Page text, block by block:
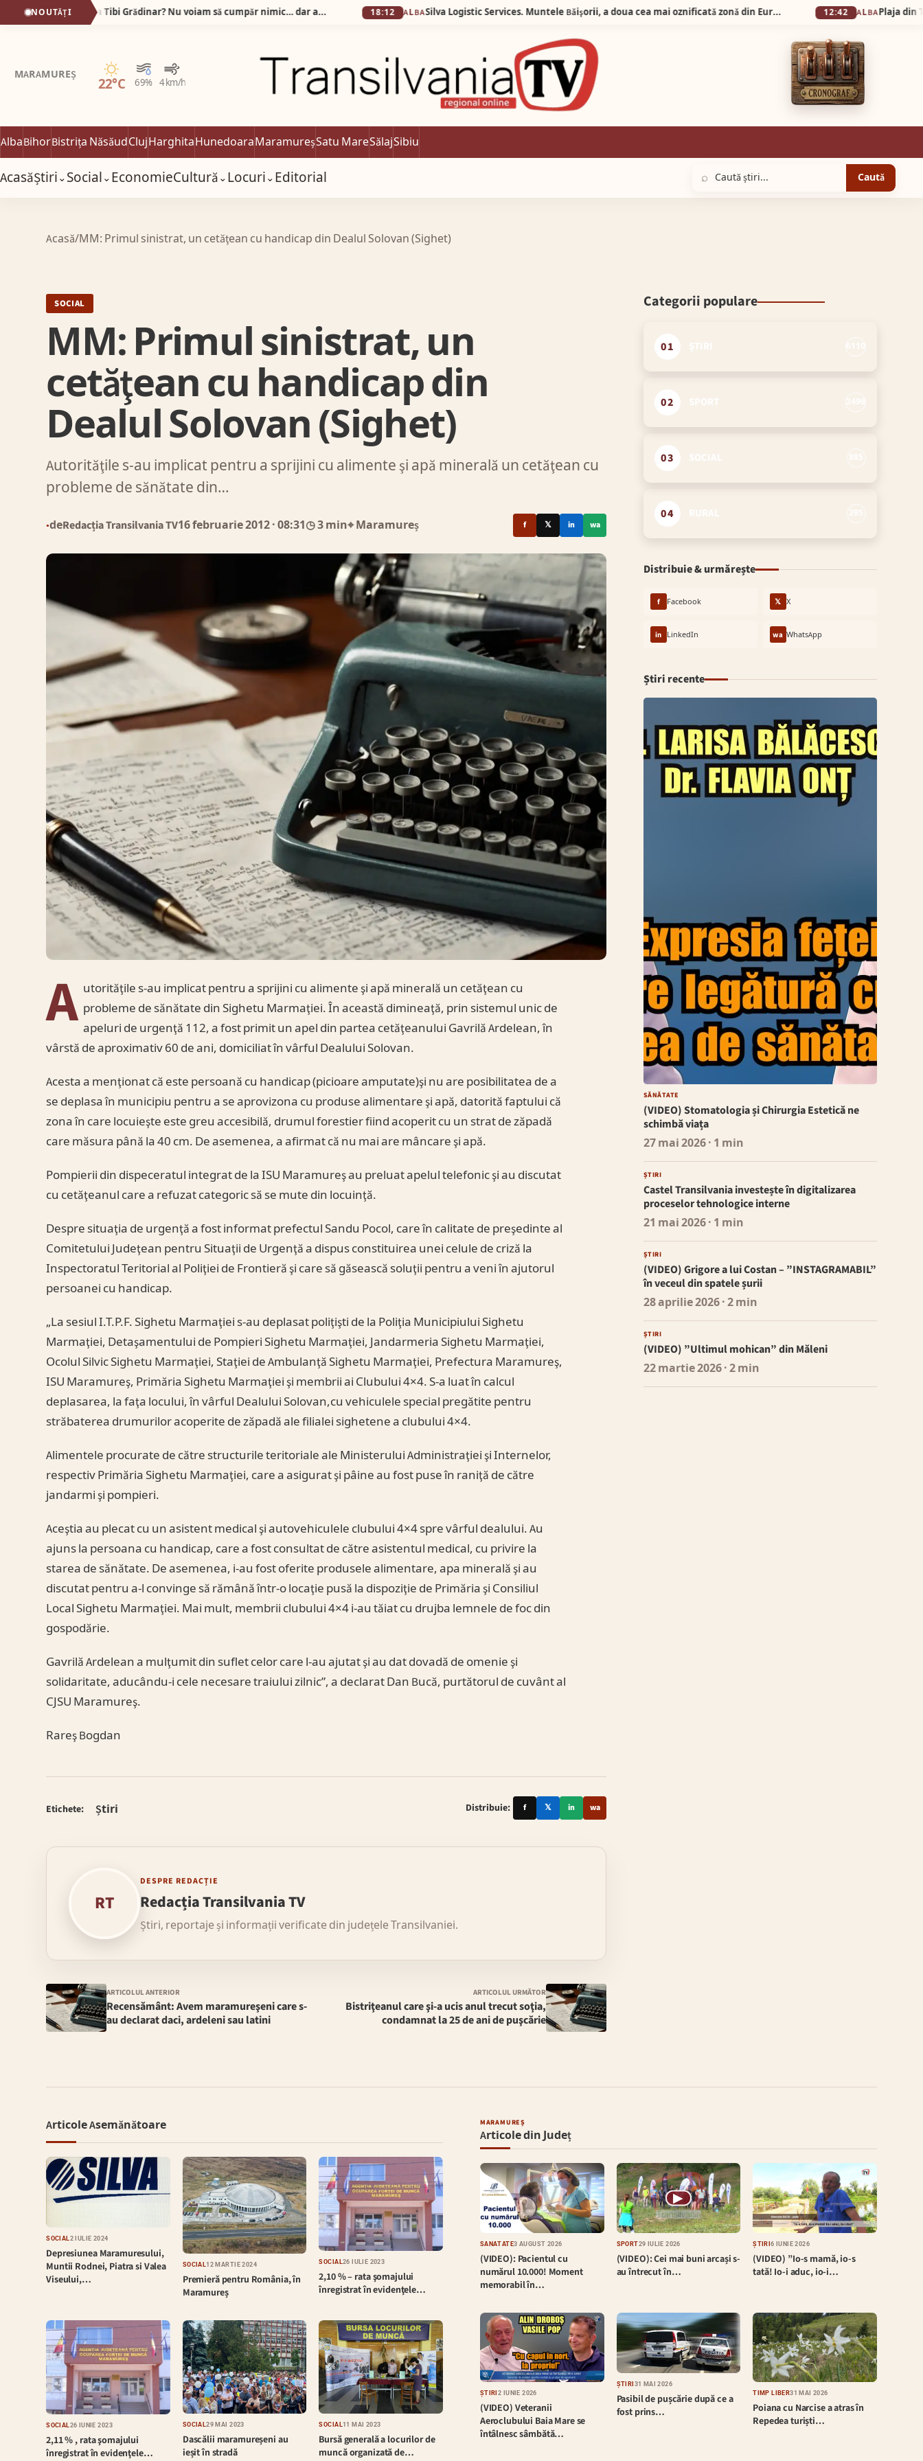
NOUTĂȚI De ce stau oamenii la rând la Tibi Grădinar? Nu voiam să cumpăr nimic… dar am plecat cu sacoșa plină! 18:12 ALBA Silva Logistic Services. Muntele Bǎişorii, a doua cea mai oznificatǎ zonǎ din Europa, un colț de rai unde sălbăticia Apusenilor întâlnește liniștea profundă a brazilor falnici. 12:42 ALBA
MARAMUREȘ
22°C 69% 4 km/h
Senin
AlbaBihorBistrița NăsăudClujHarghitaHunedoaraMaramureșSatu MareSălajSibiu
AcasăȘtiri⌄Social⌄EconomieCultură⌄Locuri⌄Editorial ⌕ Caută
Acasă/MM: Primul sinistrat, un cetăţean cu handicap din Dealul Solovan (Sighet)
SOCIAL
MM: Primul sinistrat, un
cetăţean cu handicap din
Dealul Solovan (Sighet)
Autorităţile s-au implicat pentru a sprijini cu alimente şi apă minerală un cetăţean cu
probleme de sănătate din…
●deRedacția Transilvania TV16 februarie 2012· 08:31◷ 3 min⌖ Maramureș f 𝕏 in wa
A utorităţile s-au implicat pentru a sprijini cu alimente şi apă minerală un cetăţean cu
probleme de sănătate din Sighetu Marmaţiei. În această dimineaţă, prin sistemul unic de
apeluri de urgenţă 112, a fost primit un apel din partea cetăţeanului Gavrilă Ardelean, în
vârstă de aproximativ 60 de ani, domiciliat în vârful Dealului Solovan.
Acesta a menţionat că este persoană cu handicap (picioare amputate)şi nu are posibilitatea de a
se deplasa în municipiu pentru a se aprovizona cu produse alimentare şi apă, datorită faptului că
zona în care locuieşte este greu accesibilă, drumul forestier fiind acoperit cu un strat de zăpadă
care măsura până la 40 cm. De asemenea, a afirmat că nu mai are mâncare şi apă.
Pompierii din dispeceratul integrat de la ISU Maramureş au preluat apelul telefonic şi au discutat
cu cetăţeanul care a refuzat categoric să se mute din locuinţă.
Despre situaţia de urgenţă a fost informat prefectul Sandu Pocol, care în calitate de preşedinte al
Comitetului Judeţean pentru Situaţii de Urgenţă a dispus constituirea unei celule de criză la
Inspectoratul Teritorial al Poliţiei de Frontieră şi care să găsească soluţii pentru a veni în ajutorul
persoanei cu handicap.
„La sesiul I.T.P.F. Sighetu Marmaţiei s-au deplasat poliţişti de la Poliţia Municipiului Sighetu
Marmaţiei, Detaşamentului de Pompieri Sighetu Marmaţiei, Jandarmeria Sighetu Marmaţiei,
Ocolul Silvic Sighetu Marmaţiei, Staţiei de Ambulanţă Sighetu Marmaţiei, Prefectura Maramureş,
ISU Maramureş, Primăria Sighetu Marmaţiei şi membrii ai Clubului 4×4. S-a luat în calcul
deplasarea, la faţa locului, în vârful Dealului Solovan,cu vehiculele special pregătite pentru
străbaterea drumurilor acoperite de zăpadă ale filialei sighetene a clubului 4×4.
Alimentele procurate de către structurile teritoriale ale Ministerului Administraţiei şi Internelor,
respectiv Primăria Sighetu Marmaţiei, care a asigurat şi pâine au fost puse în raniţă de către
jandarmi şi pompieri.
Aceştia au plecat cu un asistent medical şi autovehiculele clubului 4×4 spre vârful dealului. Au
ajuns la persoana cu handicap, care a fost consultat de către asistentul medical, cu privire la
starea de sănătate. De asemenea, i-au fost oferite produsele alimentare, apa minerală şi au
discutat pentru a-l convinge să rămână într-o locaţie pusă la dispoziţie de Primăria şi Consiliul
Local Sighetu Marmaţiei. Mai mult, membrii clubului 4×4 i-au tăiat cu drujba lemnele de foc din
gospodărie.
Gavrilă Ardelean a mulţumit din suflet celor care l-au ajutat şi au dat dovadă de omenie şi
solidaritate, aducându-i cele necesare traiului zilnic”, a declarat Dan Bucă, purtătorul de cuvânt al
CJSU Maramureş.
Rareş Bogdan
Etichete: Știri Distribuie: f 𝕏 in wa
RT
DESPRE REDACȚIE
Redacția Transilvania TV
Știri, reportaje și informații verificate din județele Transilvaniei.
ARTICOLUL ANTERIOR
Recensământ: Avem maramureşeni care s-
au declarat daci, ardeleni sau latini
ARTICOLUL URMĂTOR
Bistriţeanul care şi-a ucis anul trecut soţia,
condamnat la 25 de ani de puşcărie
Categorii populare
01
02
03
04
Distribuie & urmărește
f Facebook 𝕏 X
in LinkedIn wa WhatsApp
Știri recente
SĂNĂTATE
(VIDEO) Stomatologia și Chirurgia Estetică ne
schimbă viața
27 mai 2026· 1 min
ȘTIRI
Castel Transilvania investește în digitalizarea
proceselor tehnologice interne
21 mai 2026· 1 min
ȘTIRI
(VIDEO) Grigore a lui Costan – ”INSTAGRAMABIL”
în veceul din spatele șurii
28 aprilie 2026· 2 min
ȘTIRI
(VIDEO) ”Ultimul mohican” din Măleni
22 martie 2026· 2 min
Articole Asemănătoare
SOCIAL2 IULIE 2024
Depresiunea Maramuresului,
Muntii Rodnei, Piatra si Valea
Viseului,…
SOCIAL12 MARTIE 2024
Premieră pentru România, în
Maramureș
SOCIAL 26 IULIE 2023
2,10 % – rata şomajului
înregistrat în evidenţele…
SOCIAL26 IUNIE 2023
2,11 % , rata şomajului
înregistrat în evidenţele…
SOCIAL29 MAI 2023
Dascălii maramureșeni au
ieșit în stradă
SOCIAL 11 MAI 2023
Bursă generală a locurilor de
muncă organizată de…
MARAMUREȘ
Articole din Județ
SĂNĂTATE3 AUGUST 2026
(VIDEO): Pacientul cu
numărul 10.000! Moment
memorabil în…
▶
SPORT29 IULIE 2026
(VIDEO): Cei mai buni arcași s-
au întrecut în…
ȘTIRI6 IUNIE 2026
(VIDEO) ”Io-s mamă, io-s
tată! Io-i aduc, io-i…
ȘTIRI 2 IUNIE 2026
(VIDEO) Veteranii
Aeroclubului Baia Mare se
întâlnesc sâmbătă…
ȘTIRI 31 MAI 2026
Pasibil de pușcărie după ce a
fost prins…
TIMP LIBER31 MAI 2026
Poiana cu Narcise a atras în
Repedea turiști…